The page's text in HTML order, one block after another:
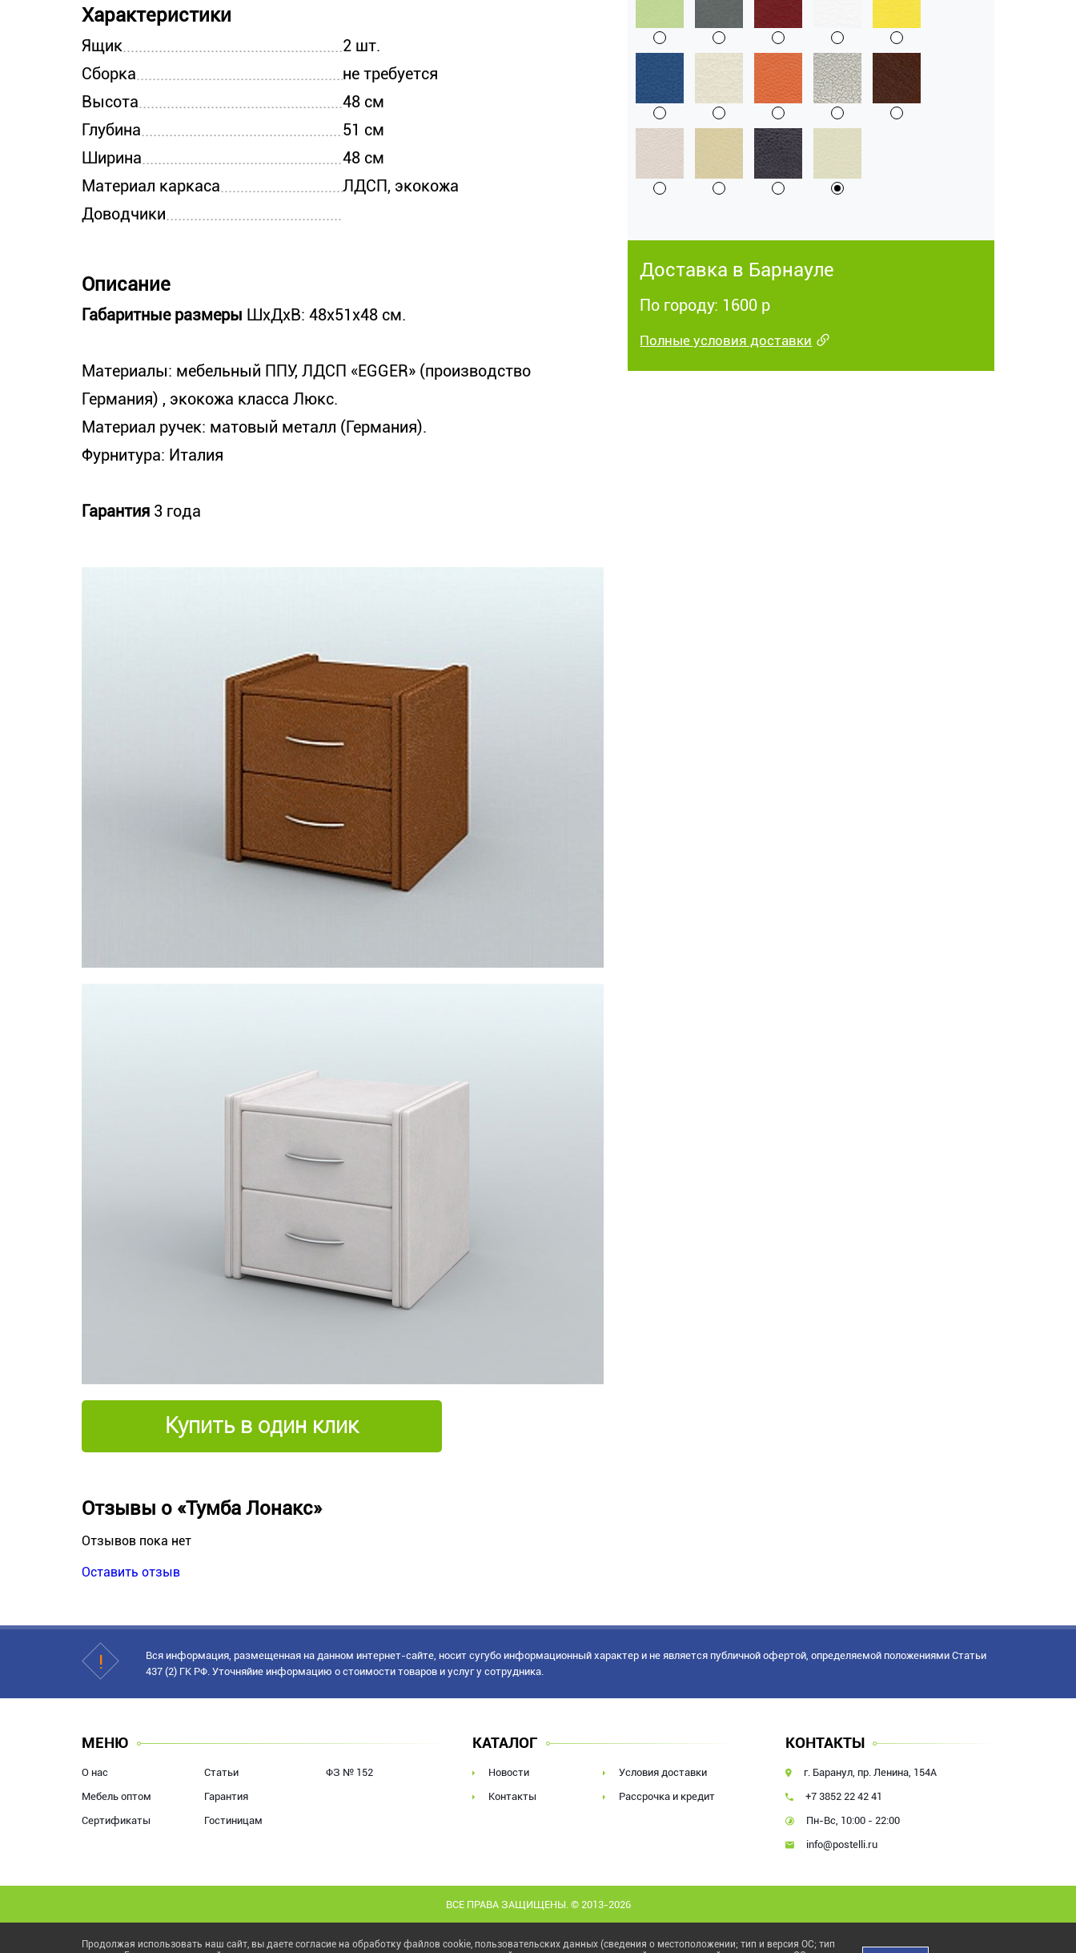
Характеристики
Ящик
2 шт.
Сборка
не требуется
Высота
48 см
Глубина
51 см
Ширина
48 см
Материал каркаса
ЛДСП, экокожа
Доводчики
Описание
Габаритные размеры ШхДхВ: 48х51х48 см.
Материалы: мебельный ППУ, ЛДСП «EGGER» (производство
Германия) , экокожа класса Люкс.
Материал ручек: матовый металл (Германия).
Фурнитура: Италия
Гарантия 3 года
Купить в один клик
Отзывы о «Тумба Лонакс»
Отзывов пока нет
Оставить отзыв
Доставка в Барнауле
По городу: 1600 р
Полные условия доставки
Вся информация, размещенная на данном интернет-сайте, носит сугубо информационный характер и не является публичной офертой, определяемой положениями Статьи
437 (2) ГК РФ. Уточняйие информацию о стоимости товаров и услуг у сотрудника.
МЕНЮ
О нас
Мебель оптом
Сертификаты
Статьи
Гарантия
Гостиницам
ФЗ № 152
КАТАЛОГ
Новости
Контакты
Условия доставки
Рассрочка и кредит
КОНТАКТЫ
г. Баранул, пр. Ленина, 154А
+7 3852 22 42 41
Пн-Вс, 10:00 - 22:00
info@postelli.ru
ВСЕ ПРАВА ЗАЩИЩЕНЫ. © 2013-2026
Продолжая использовать наш сайт, вы даете согласие на обработку файлов cookie, пользовательских данных (сведения о местоположении; тип и версия ОС; тип